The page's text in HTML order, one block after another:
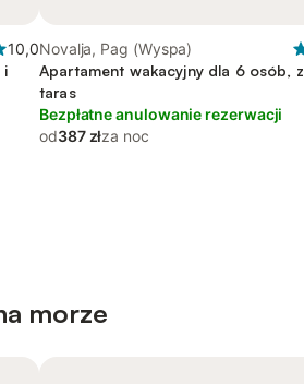
10,0
i
Novalja, Pag (Wyspa)
Apartament wakacyjny dla 6 osób, z
taras
Bezpłatne anulowanie rezerwacji
od387 złza noc
morze